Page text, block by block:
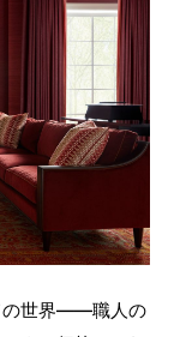
の世界——職人の